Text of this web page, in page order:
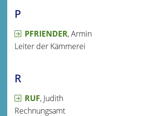
P
PFRIENDER, Armin
Leiter der Kämmerei
R
RUF, Judith
Rechnungsamt